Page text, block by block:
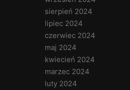
sierpień 2024
lipiec 2024
czerwiec 2024
maj 2024
kwiecień 2024
marzec 2024
luty 2024